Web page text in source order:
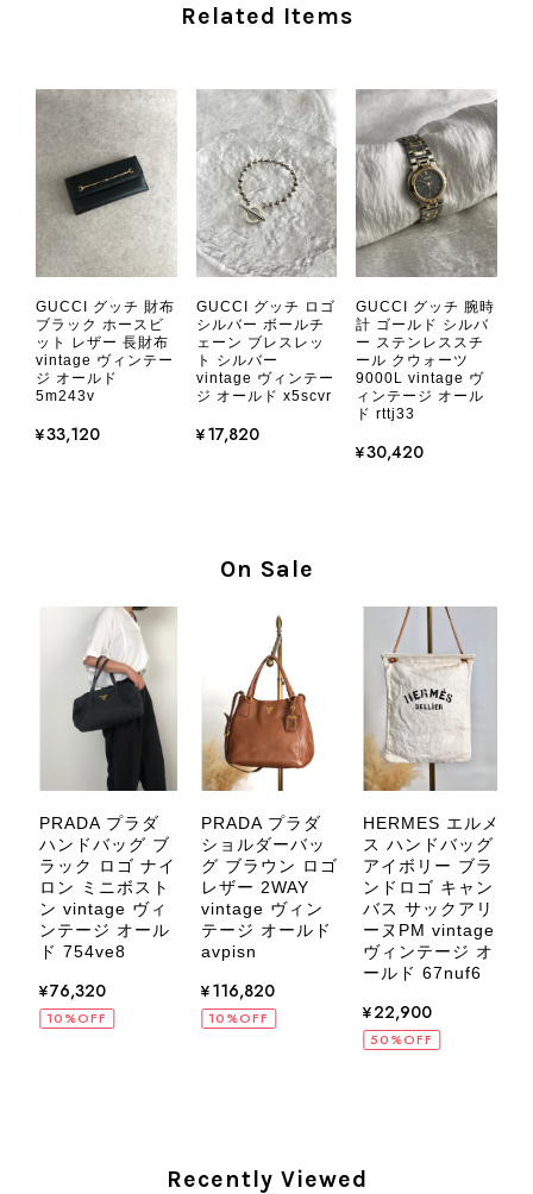
ご愛用いただけましたら幸いです。
談ください。 またご縁がございまし
たら、ぜひよろしくお願いいたしま
す。 VintageShop solo
2026/08/05
とても気に入りました、目立たないシャネルのロゴがとてもいい
です
心いたしました。 また、商品からヴ
ィンテージならではの上品な魅力を感
じていただけたようで、スタッフ一同
大変励みになります！ ぜひこれから
末永くご愛用いただけましたら幸いで
す。 また気になる商品やご不明な点
などございましたら、いつでもお気軽
にご相談ください。 またご縁がござ
いましたら、ぜひよろしくお願いいた
します。 VintageShop solo
CELINE セリーヌ ブレスレット シルバー トリオンフ ホースビット SILVER925 vintage ヴィンテージ オールド 7f8hjn
Related Items
GUCCI グッチ 財布
ブラック ホースビ
ット レザー 長財布
vintage ヴィンテー
ジ オールド
5m243v
¥33,120
GUCCI グッチ ロゴ
シルバー ボールチ
ェーン ブレスレッ
ト シルバー
vintage ヴィンテー
ジ オールド x5scvr
¥17,820
GUCCI グッチ 腕時
計 ゴールド シルバ
ー ステンレススチ
ール クウォーツ
9000L vintage ヴ
ィンテージ オール
ド rttj33
¥30,420
On Sale
PRADA プラダ
ハンドバッグ ブ
ラック ロゴ ナイ
ロン ミニボスト
ン vintage ヴィ
ンテージ オール
ド 754ve8
¥76,320
10%OFF
PRADA プラダ
ショルダーバッ
グ ブラウン ロゴ
レザー 2WAY
vintage ヴィン
テージ オールド
avpisn
¥116,820
10%OFF
HERMES エルメ
ス ハンドバッグ
アイボリー ブラ
ンドロゴ キャン
バス サックアリ
ーヌPM vintage
ヴィンテージ オ
ールド 67nuf6
¥22,900
50%OFF
Recently Viewed